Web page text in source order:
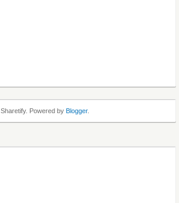
Sharetify. Powered by Blogger.